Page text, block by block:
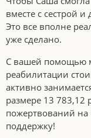
вместе с сестрой
Это все вполне
уже сделано.
С вашей помощью
реабилитации
активно
размере 13
пожертвований на
поддержку!